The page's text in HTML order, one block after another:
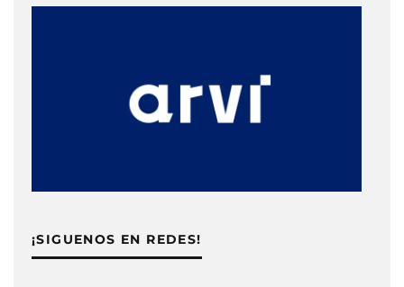
¡SIGUENOS EN REDES!